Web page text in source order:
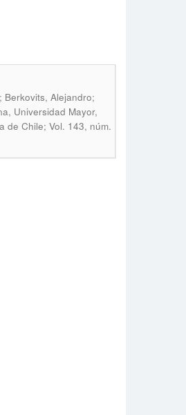
Berkovits, Alejandro;
Universidad Mayor,
de Chile; Vol. 143, núm.